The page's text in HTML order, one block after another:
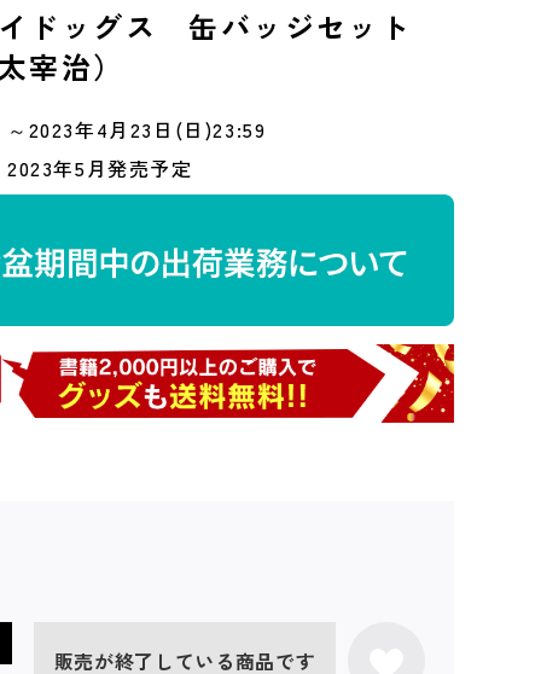
ドッグス 缶バッジセット
宰治）
～2023年4月23日(日)23:59
2023年5月発売予定
販売が終了している商品です